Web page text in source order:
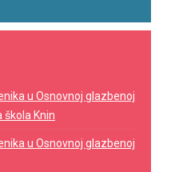
u Osnovnoj glazbenoj
škola Knin
u Osnovnoj glazbenoj